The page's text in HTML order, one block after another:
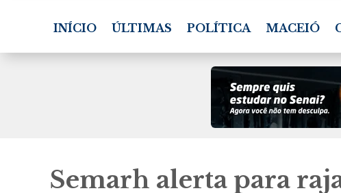
INÍCIO ÚLTIMAS POLÍTICA MACEIÓ
Semarh alerta para